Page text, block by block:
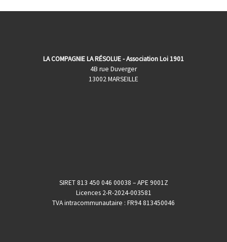
LA COMPAGNIE LA RÉSOLUE - Association Loi 1901
4B rue Duverger
13002 MARSEILLE
SIRET 813 450 046 00038 – APE 9001Z
Licences 2-R-2024-003581
TVA intracommunautaire : FR94 813450046